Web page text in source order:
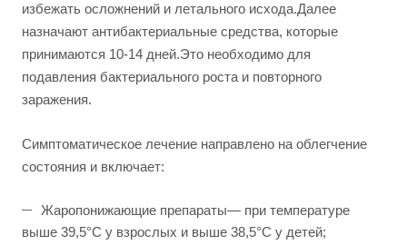
избежать осложнений и летального исхода.Далее
назначают антибактериальные средства, которые
принимаются 10-14 дней.Это необходимо для
подавления бактериального роста и повторного
заражения.
Симптоматическое лечение направлено на облегчение
состояния и включает:
Жаропонижающие препараты— при температуре
выше 39,5°C у взрослых и выше 38,5°C у детей;